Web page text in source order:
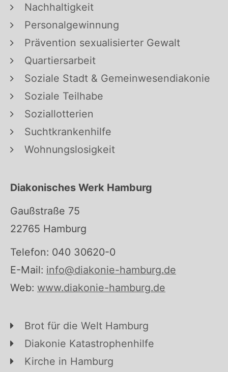
Nachhaltigkeit
Personalgewinnung
Prävention sexualisierter Gewalt
Quartiersarbeit
Soziale Stadt & Gemeinwesendiakonie
Soziale Teilhabe
Soziallotterien
Suchtkrankenhilfe
Wohnungslosigkeit
Diakonisches Werk Hamburg
Gaußstraße 75
22765 Hamburg
Telefon: 040 30620-0
E-Mail: info@diakonie-hamburg.de
Web: www.diakonie-hamburg.de
Brot für die Welt Hamburg
Diakonie Katastrophenhilfe
Kirche in Hamburg